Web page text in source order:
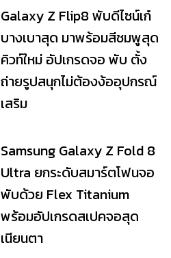
Galaxy Z Flip8 พับดีไซน์เก๋
บางเบาสุด มาพร้อมสีชมพูสุด
คิวท์ใหม่ อัปเกรดจอ พับ ตั้ง
ถ่ายรูปสนุกไม่ต้องง้ออุปกรณ์
เสริม
Samsung Galaxy Z Fold 8
Ultra ยกระดับสมาร์ตโฟนจอ
พับด้วย Flex Titanium
พร้อมอัปเกรดสเปคจอสุด
เนียนตา